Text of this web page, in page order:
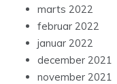
marts 2022
februar 2022
januar 2022
december 2021
november 2021